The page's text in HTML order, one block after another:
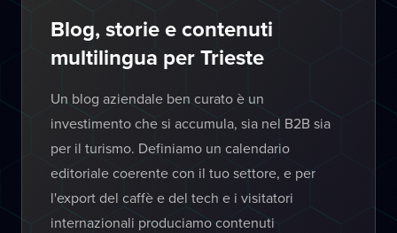
Blog, storie e contenuti
multilingua per Trieste
Un blog aziendale ben curato è un
investimento che si accumula, sia nel B2B sia
per il turismo. Definiamo un calendario
editoriale coerente con il tuo settore, e per
l'export del caffè e del tech e i visitatori
internazionali produciamo contenuti